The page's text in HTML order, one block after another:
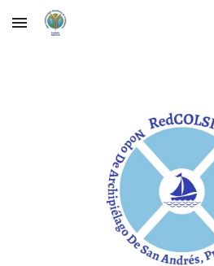
Skip to main content